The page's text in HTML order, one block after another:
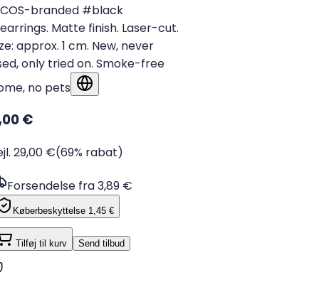
branded #black
Matte finish. Laser-cut.
approx. 1 cm. New, never
only tried on. Smoke-free
no pets
€
29,00 €(69% rabat)
Forsendelse fra 3,89 €
Køberbeskyttelse 1,45 €
Tilføj til kurv Send tilbud